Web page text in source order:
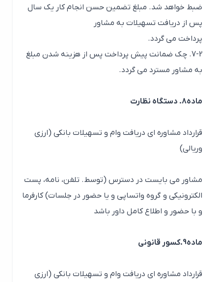
ضبط خواهد شد. مبلغ تضمین حسن انجام کار یک سال
پس از دریافت تسهیلات به مشاور
پرداخت می گردد.
7-2. چک ضمانت پیش پرداخت پس از هزینه شدن مبلغ
به مشاور مسترد می گردد.
ماده8. دستگاه نظارت
قرارداد مشاوره ای دریافت وام و تسهیلات بانکی (ارزی
وریالی)
مشاور می بایست در دسترس (توسط. تلفن، نامه، پست
الکترونیکی و گروه واتساپی و یا حضور در جلسات) کارفرما
و با حضور و اطلاع کامل داور باشد
ماده9.کسور قانونی
قرارداد مشاوره ای دریافت وام و تسهیلات بانکی (ارزی